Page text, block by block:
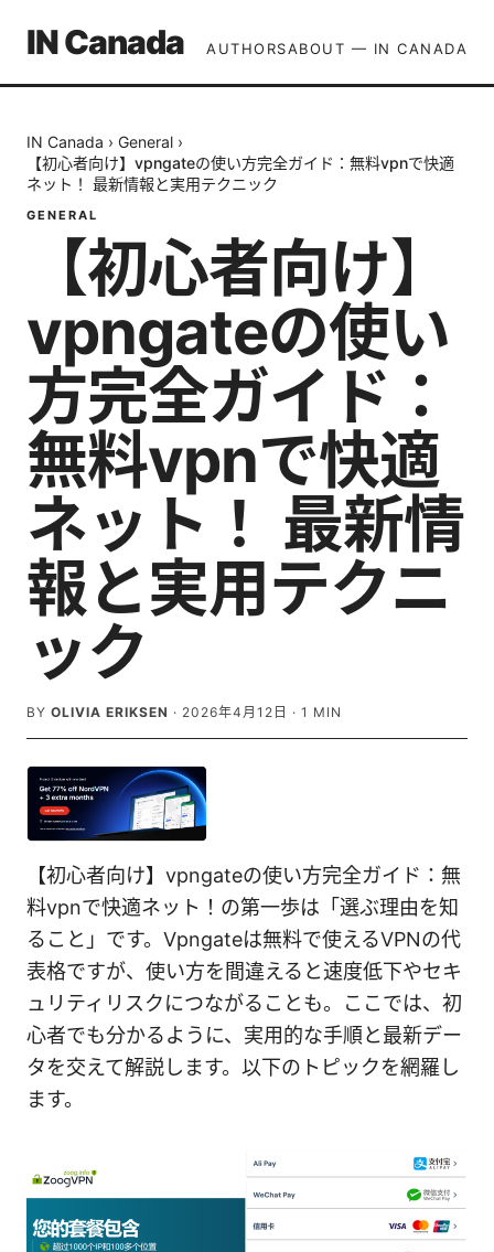
IN Canada AUTHORSABOUT — IN CANADA
IN Canada › General ›
【初心者向け】vpngateの使い方完全ガイド：無料vpnで快適
ネット！ 最新情報と実用テクニック
GENERAL
【初心者向け】
vpngateの使い
方完全ガイド：
無料vpnで快適
ネット！ 最新情
報と実用テクニ
ック
BY OLIVIA ERIKSEN · 2026年4月12日 · 1 MIN
【初心者向け】vpngateの使い方完全ガイド：無
料vpnで快適ネット！の第一歩は「選ぶ理由を知
ること」です。Vpngateは無料で使えるVPNの代
表格ですが、使い方を間違えると速度低下やセキ
ュリティリスクにつながることも。ここでは、初
心者でも分かるように、実用的な手順と最新デー
タを交えて解説します。以下のトピックを網羅し
ます。